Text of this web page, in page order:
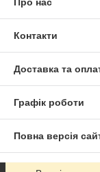
Про нас
Контакти
Доставка та
Графік роботи
Повна версія
Сайт створено